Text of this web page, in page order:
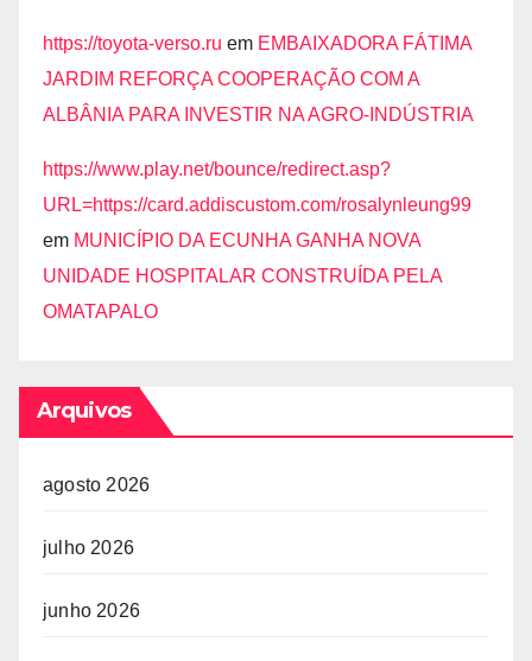
https://toyota-verso.ru em EMBAIXADORA FÁTIMA
JARDIM REFORÇA COOPERAÇÃO COM A
ALBÂNIA PARA INVESTIR NA AGRO-INDÚSTRIA
https://www.play.net/bounce/redirect.asp?
URL=https://card.addiscustom.com/rosalynleung99
em MUNICÍPIO DA ECUNHA GANHA NOVA
UNIDADE HOSPITALAR CONSTRUÍDA PELA
OMATAPALO
Arquivos
agosto 2026
julho 2026
junho 2026